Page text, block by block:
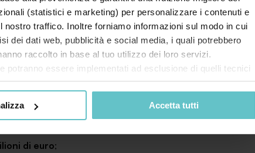
(statistici e marketing) per personalizzare i contenuti e
traffico. Inoltre forniamo informazioni sul modo in cui
dei dati web, pubblicità e social media, i quali potrebbero
raccolto in base al tuo utilizzo dei loro servizi.
potranno essere implementati ad esclusione di quelli tecnici
“ACCETTA TUTTI” invece accetterai di implementare tutti i
sui Cookie" qui sopra.
Accetta tutti
di euro;
di 5 milioni di euro.
di produzione
si differenzia, rispetto a
o delle prestazioni o
settori produttivi).
di euro;